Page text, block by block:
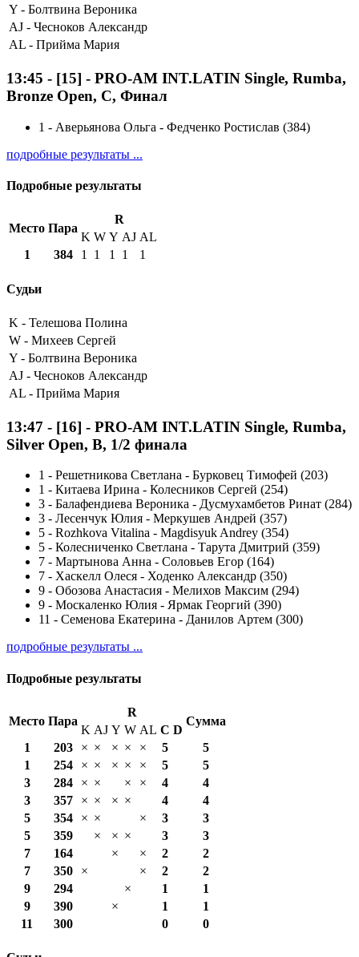
Y - Болтвина Вероника
AJ - Чесноков Александр
AL - Прийма Мария
13:45 - [15] - PRO-AM INT.LATIN Single, Rumba,
Bronze Open, C, Финал
1 - Аверьянова Ольга - Федченко Ростислав (384)
подробные результаты ...
Подробные результаты
Место Пара
R
K W Y AJ AL
1
384 1 1 1 1 1
Судьи
K - Телешова Полина
W - Михеев Сергей
Y - Болтвина Вероника
AJ - Чесноков Александр
AL - Прийма Мария
13:47 - [16] - PRO-AM INT.LATIN Single, Rumba,
Silver Open, B, 1/2 финала
1 - Решетникова Светлана - Бурковец Тимофей (203)
1 - Китаева Ирина - Колесников Сергей (254)
3 - Балафендиева Вероника - Дусмухамбетов Ринат (284)
3 - Лесенчук Юлия - Меркушев Андрей (357)
5 - Rozhkova Vitalina - Magdisyuk Andrey (354)
5 - Колесниченко Светлана - Тарута Дмитрий (359)
7 - Мартынова Анна - Соловьев Егор (164)
7 - Хаскелл Олеся - Ходенко Александр (350)
9 - Обозова Анастасия - Мелихов Максим (294)
9 - Москаленко Юлия - Ярмак Георгий (390)
11 - Семенова Екатерина - Данилов Артем (300)
подробные результаты ...
Подробные результаты
Место Пара
R
Сумма
K AJ Y W AL С D
1
203 × × × × × 5
5
1
254 × × × × × 5
5
3
284 × × × × 4
4
3
357 × × × × 4
4
5
354 × × × 3
3
5
359 × × × 3
3
7
164 × × 2
2
7
350 × × 2
2
9
294 × 1
1
9
390 × 1
1
11
300 0 0